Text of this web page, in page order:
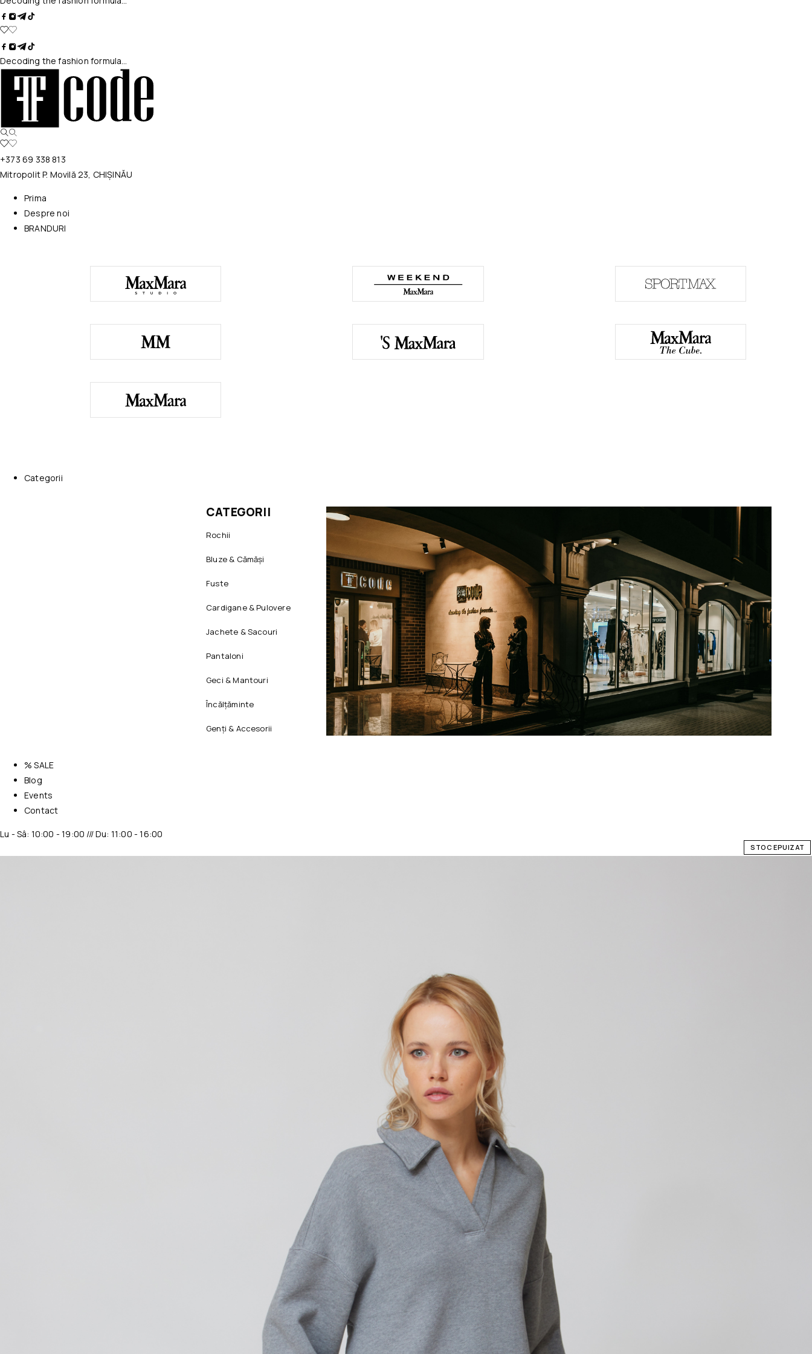
Decoding the fashion formula…
+373 69 338 813
Mitropolit P. Movilă 23, CHIȘINĂU
Prima
Despre noi
BRANDURI
Categorii
CATEGORII
Rochii
Bluze & Cămăși
Fuste
Cardigane & Pulovere
Jachete & Sacouri
Pantaloni
Geci & Mantouri
Încălțăminte
Genți & Accesorii
% SALE
Blog
Events
Contact
Lu - Sâ: 10:00 - 19:00 /// Du: 11:00 - 16:00
STOC EPUIZAT